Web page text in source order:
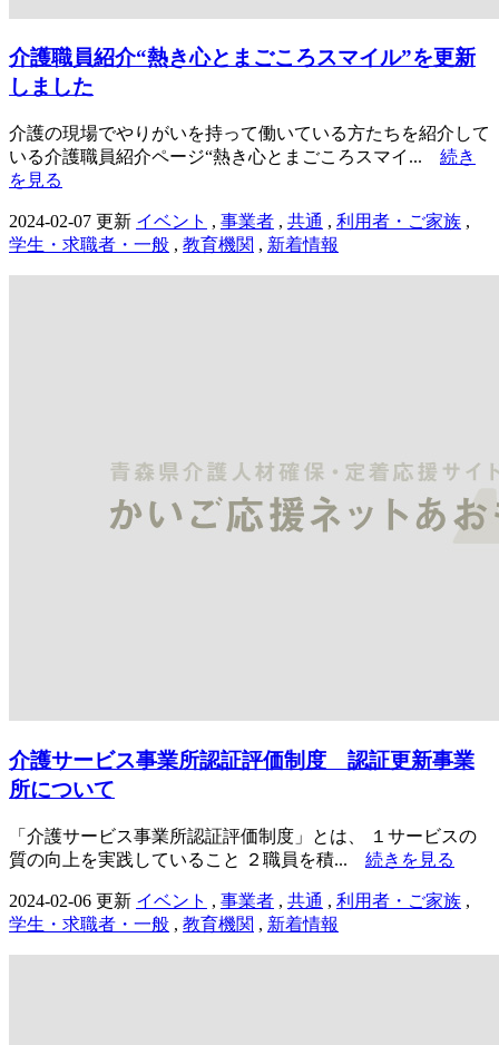
介護職員紹介“熱き心とまごころスマイル”を更新
しました
介護の現場でやりがいを持って働いている方たちを紹介して
いる介護職員紹介ページ“熱き心とまごころスマイ... 続き
を見る
2024-02-07 更新 イベント , 事業者 , 共通 , 利用者・ご家族 ,
学生・求職者・一般 , 教育機関 , 新着情報
介護サービス事業所認証評価制度 認証更新事業
所について
「介護サービス事業所認証評価制度」とは、 １サービスの
質の向上を実践していること ２職員を積... 続きを見る
2024-02-06 更新 イベント , 事業者 , 共通 , 利用者・ご家族 ,
学生・求職者・一般 , 教育機関 , 新着情報